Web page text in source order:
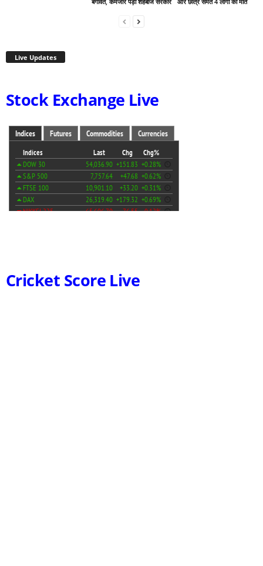
Live Updates
Stock Exchange Live
Cricket Score Live